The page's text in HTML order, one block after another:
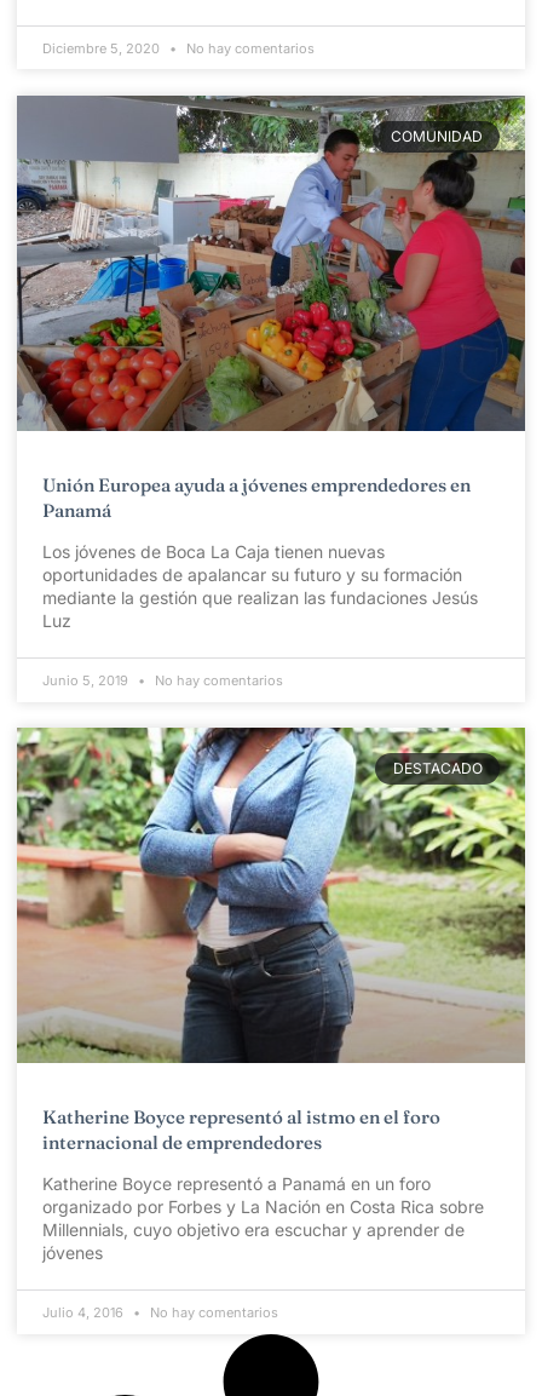
Diciembre 5, 2020 No hay comentarios
COMUNIDAD
Unión Europea ayuda a jóvenes emprendedores en
Panamá
Los jóvenes de Boca La Caja tienen nuevas
oportunidades de apalancar su futuro y su formación
mediante la gestión que realizan las fundaciones Jesús
Luz
Junio 5, 2019 No hay comentarios
DESTACADO
Katherine Boyce representó al istmo en el foro
internacional de emprendedores
Katherine Boyce representó a Panamá en un foro
organizado por Forbes y La Nación en Costa Rica sobre
Millennials, cuyo objetivo era escuchar y aprender de
jóvenes
Julio 4, 2016 No hay comentarios